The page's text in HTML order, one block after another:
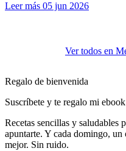
Leer más 05 jun 2026
Ver todos en
Regalo de bienvenida
Suscríbete y te regalo mi
Recetas sencillas y saludables
apuntarte. Y cada domingo,
mejor. Sin ruido.